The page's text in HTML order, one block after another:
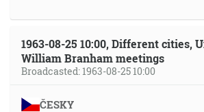
1963-08-25 10:00, Different cities,
William Branham meetings
Broadcasted: 1963-08-25 10:00
ČESKY